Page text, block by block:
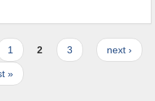
1 2 3 next ›
»